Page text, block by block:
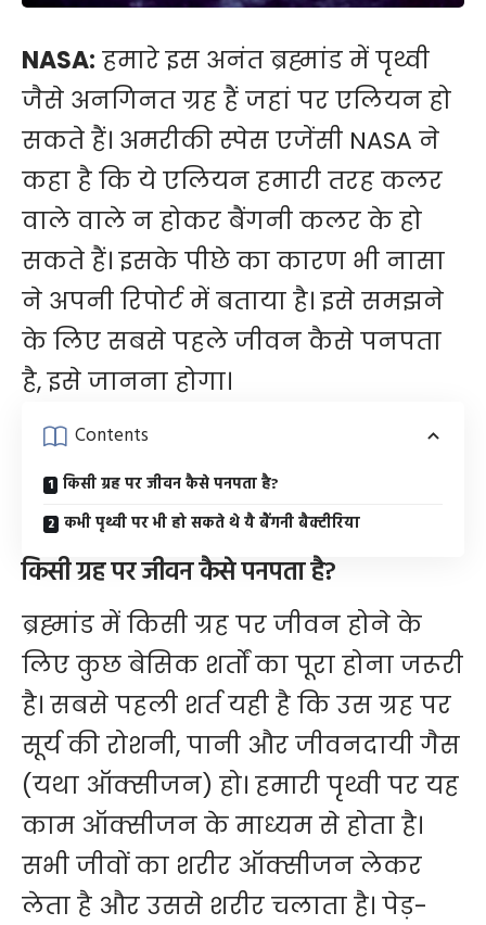
NASA: हमारे इस अनंत ब्रह्मांड में पृथ्वी
जैसे अनगिनत ग्रह हैं जहां पर एलियन हो
सकते हैं। अमरीकी स्पेस एजेंसी NASA ने
कहा है कि ये एलियन हमारी तरह कलर
वाले वाले न होकर बैंगनी कलर के हो
सकते हैं। इसके पीछे का कारण भी नासा
ने अपनी रिपोर्ट में बताया है। इसे समझने
के लिए सबसे पहले जीवन कैसे पनपता
है, इसे जानना होगा।
Contents
किसी ग्रह पर जीवन कैसे पनपता है?
कभी पृथ्वी पर भी हो सकते थे यै बैंगनी बैक्टीरिया
किसी ग्रह पर जीवन कैसे पनपता है?
ब्रह्मांड में किसी ग्रह पर जीवन होने के
लिए कुछ बेसिक शर्तों का पूरा होना जरूरी
है। सबसे पहली शर्त यही है कि उस ग्रह पर
सूर्य की रोशनी, पानी और जीवनदायी गैस
(यथा ऑक्सीजन) हो। हमारी पृथ्वी पर यह
काम ऑक्सीजन के माध्यम से होता है।
सभी जीवों का शरीर ऑक्सीजन लेकर
लेता है और उससे शरीर चलाता है। पेड़-